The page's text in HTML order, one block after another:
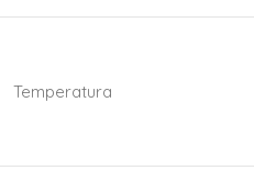
Temperatura